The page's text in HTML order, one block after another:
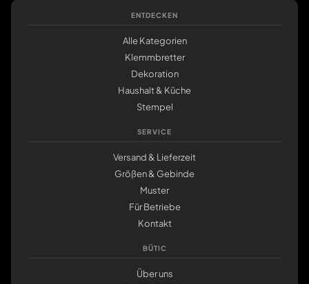
ENTDECKEN
Alle Kategorien
Klemmbretter
Dekoration
Haushalt & Küche
Stempel
SERVICE
Versand & Lieferzeit
Größen & Gebinde
Muster
Für Betriebe
Kontakt
BÜTIC
Über uns